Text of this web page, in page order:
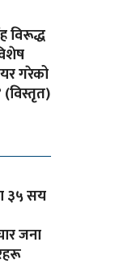
विरूद्ध
गरेको
(विस्तृत)
३५ सय
जना